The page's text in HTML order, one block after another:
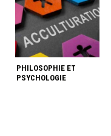
PHILOSOPHIE ET
PSYCHOLOGIE